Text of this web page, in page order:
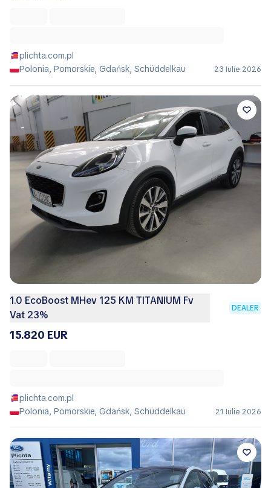
plichta.com.pl
Polonia, Pomorskie, Gdańsk, Schüddelkau
23 Iulie 2026
1.0 EcoBoost MHev 125 KM TITANIUM Fv
Vat 23%
DEALER
15.820 EUR
plichta.com.pl
Polonia, Pomorskie, Gdańsk, Schüddelkau
21 Iulie 2026